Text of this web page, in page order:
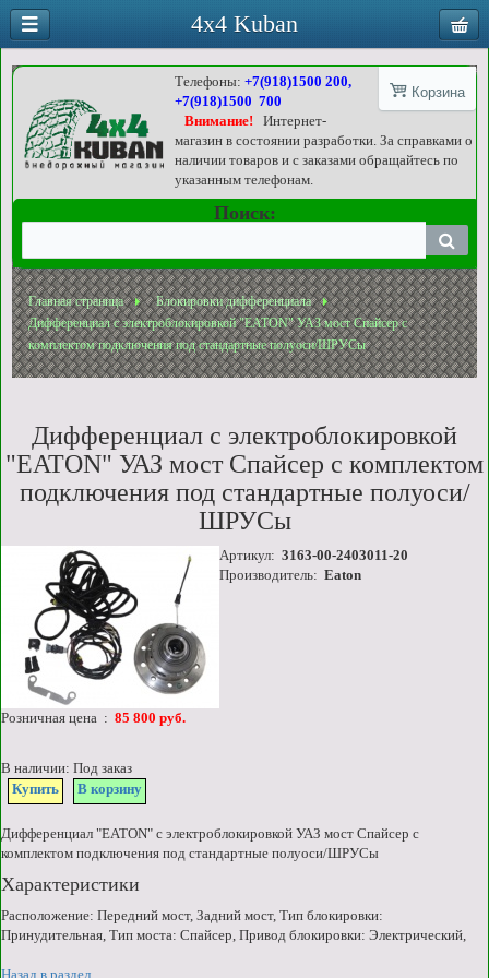
Корзина
Телефоны:+7(918)1500 200,
+7(918)1500 700
Внимание!
Интернет-
магазин в состоянии разработки. За справками о
наличии товаров и с заказами обращайтесь по
указанным телефонам.
Поиск:
Главная страница
Блокировки дифференциала
Дифференциал с электроблокировкой "EATON" УАЗ мост Спайсер с
комплектом подключения под стандартные полуоси/ШРУСы
Дифференциал с электроблокировкой
"EATON" УАЗ мост Спайсер с комплектом
подключения под стандартные полуоси/
ШРУСы
Артикул: 3163-00-2403011-20
Производитель: Eaton
Розничная цена : 85 800 руб.
В наличии: Под заказ
Купить
В корзину
Дифференциал "EATON" с электроблокировкой УАЗ мост Спайсер с
комплектом подключения под стандартные полуоси/ШРУСы
Характеристики
Расположение: Передний мост, Задний мост, Тип блокировки:
Принудительная, Тип моста: Спайсер, Привод блокировки: Электрический,
Назад в раздел
4x4 Kuban